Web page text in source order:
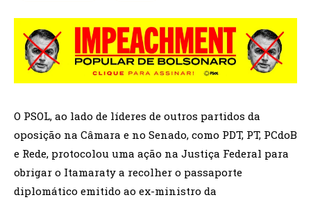
O PSOL, ao lado de líderes de outros partidos da
oposição na Câmara e no Senado, como PDT, PT, PCdoB
e Rede, protocolou uma ação na Justiça Federal para
obrigar o Itamaraty a recolher o passaporte
diplomático emitido ao ex-ministro da